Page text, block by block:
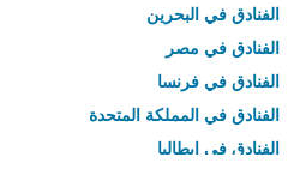
الفنادق في البحرين
الفنادق في مصر
الفنادق في فرنسا
الفنادق في المملكة المتحدة
الفنادق في إيطاليا